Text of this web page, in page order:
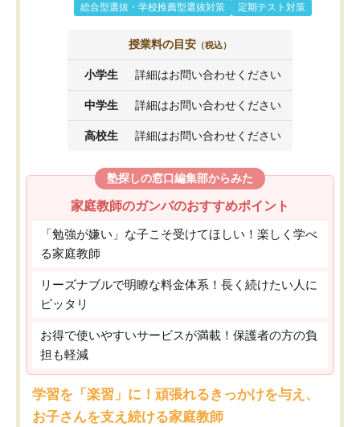
総合型選抜・学校推薦型選抜対策
定期テスト対策
授業料の目安 （税込）
小学生 詳細はお問い合わせください
中学生 詳細はお問い合わせください
高校生 詳細はお問い合わせください
塾探しの窓口編集部からみた
家庭教師のガンバのおすすめポイント
「勉強が嫌い」な子こそ受けてほしい！楽しく学べ
る家庭教師
リーズナブルで明瞭な料金体系！長く続けたい人に
ピッタリ
お得で使いやすいサービスが満載！保護者の方の負
担も軽減
学習を「楽習」に！頑張れるきっかけを与え、
お子さんを支え続ける家庭教師